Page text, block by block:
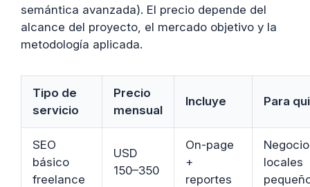
semántica avanzada). El precio depende del
alcance del proyecto, el mercado objetivo y la
metodología aplicada.
Tipo de
servicio
Precio
mensual
Incluye Para
SEO
básico
freelance
USD
150–350
On-page
+
reportes
locales